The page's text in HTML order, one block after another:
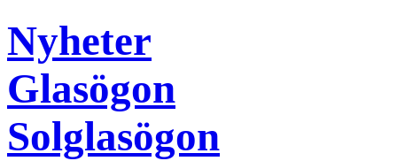
Nyheter
Glasögon
Solglasögon